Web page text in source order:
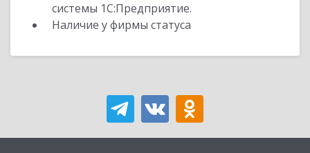
системы 1С:Предприятие.
Наличие у фирмы статуса